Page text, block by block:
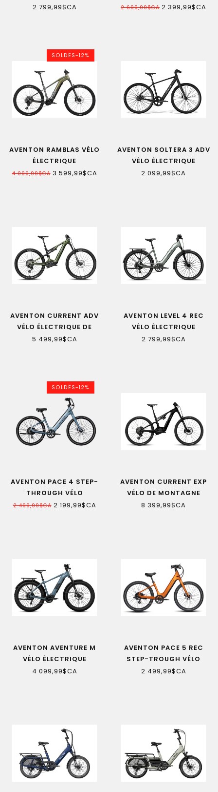
2 799,99$CA
2 699,99$CA 2 399,99$CA
SOLDES-12%
AVENTON RAMBLAS VÉLO
ÉLECTRIQUE
4 099,99$CA3 599,99$CA
AVENTON SOLTERA 3 ADV
VÉLO ÉLECTRIQUE
2 099,99$CA
AVENTON CURRENT ADV
VÉLO ÉLECTRIQUE DE
MONTAGNE
5 499,99$CA
AVENTON LEVEL 4 REC
VÉLO ÉLECTRIQUE
2 799,99$CA
SOLDES-12%
AVENTON PACE 4 STEP-
THROUGH VÉLO
ÉLECTRIQUE
2 499,99$CA2 199,99$CA
AVENTON CURRENT EXP
VÉLO DE MONTAGNE
ÉLECTRIQUE
8 399,99$CA
AVENTON AVENTURE M
VÉLO ÉLECTRIQUE
4 099,99$CA
AVENTON PACE 5 REC
STEP-TROUGH VÉLO
ÉLECTRIQUE
2 499,99$CA